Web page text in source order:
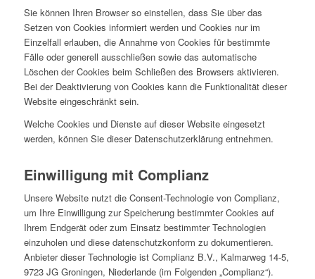
Sie können Ihren Browser so einstellen, dass Sie über das
Setzen von Cookies informiert werden und Cookies nur im
Einzelfall erlauben, die Annahme von Cookies für bestimmte
Fälle oder generell ausschließen sowie das automatische
Löschen der Cookies beim Schließen des Browsers aktivieren.
Bei der Deaktivierung von Cookies kann die Funktionalität dieser
Website eingeschränkt sein.
Welche Cookies und Dienste auf dieser Website eingesetzt
werden, können Sie dieser Datenschutzerklärung entnehmen.
Einwilligung mit Complianz
Unsere Website nutzt die Consent-Technologie von Complianz,
um Ihre Einwilligung zur Speicherung bestimmter Cookies auf
Ihrem Endgerät oder zum Einsatz bestimmter Technologien
einzuholen und diese datenschutzkonform zu dokumentieren.
Anbieter dieser Technologie ist Complianz B.V., Kalmarweg 14-5,
9723 JG Groningen, Niederlande (im Folgenden „Complianz“).